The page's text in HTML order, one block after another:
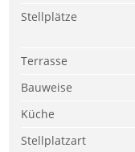
Stellplätze
Terrasse
Bauweise
Küche
Stellplatzart